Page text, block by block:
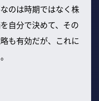
のは時期ではなく株
自分で決めて、その
も有効だが、これに